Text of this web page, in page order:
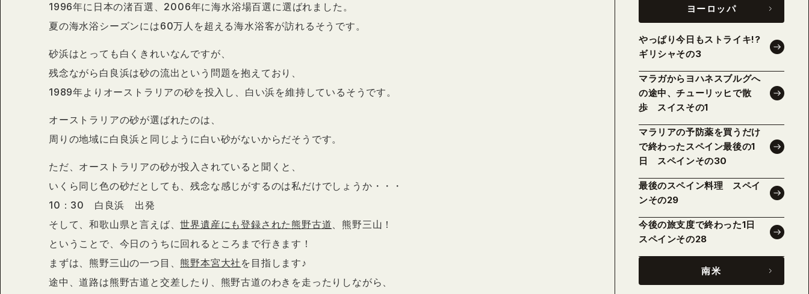
1996年に日本の渚百選、2006年に海水浴場百選に選ばれました。
夏の海水浴シーズンには60万人を超える海水浴客が訪れるそうです。
砂浜はとっても白くきれいなんですが、
残念ながら白良浜は砂の流出という問題を抱えており、
1989年よりオーストラリアの砂を投入し、白い浜を維持しているそうです。
オーストラリアの砂が選ばれたのは、
周りの地域に白良浜と同じように白い砂がないからだそうです。
ただ、オーストラリアの砂が投入されていると聞くと、
いくら同じ色の砂だとしても、残念な感じがするのは私だけでしょうか・・・
10：30 白良浜 出発
そして、和歌山県と言えば、世界遺産にも登録された熊野古道、熊野三山！
ということで、今日のうちに回れるところまで行きます！
まずは、熊野三山の一つ目、 熊野本宮大社 を目指します♪
途中、道路は熊野古道と交差したり、熊野古道のわきを走ったりしながら、
ヨーロッパ
やっぱり今日もストライキ!?
ギリシャその3
マラガからヨハネスブルグへ
の途中、チューリッヒで散
歩 スイスその1
マラリアの予防薬を買うだけ
で終わったスペイン最後の1
日 スペインその30
最後のスペイン料理 スペイ
ンその29
今後の旅支度で終わった1日
スペインその28
南米